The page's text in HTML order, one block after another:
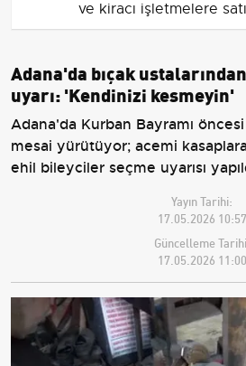
ve kiracı işletmelere
Adana'da bıçak
uyarı: 'Kendinizi kesmeyin'
Adana'da Kurban Bayramı
mesai yürütüyor; acemi kasaplara
ehil bileyciler seçme uyarısı
Yayın Tarihi:
17.05.2026 10:57
Güncelleme
17.05.2026 11:00